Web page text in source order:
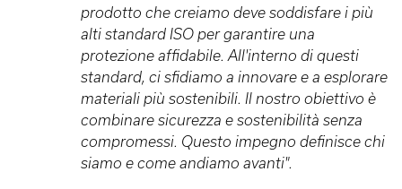
prodotto che creiamo deve soddisfare i più
alti standard ISO per garantire una
protezione affidabile. All'interno di questi
standard, ci sfidiamo a innovare e a esplorare
materiali più sostenibili. Il nostro obiettivo è
combinare sicurezza e sostenibilità senza
compromessi. Questo impegno definisce chi
siamo e come andiamo avanti".